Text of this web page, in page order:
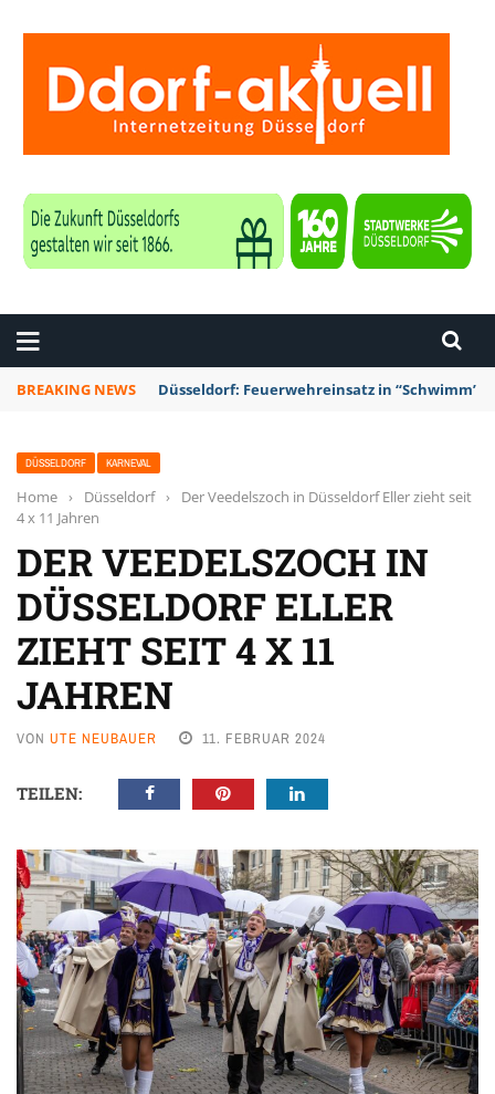
BREAKING NEWS Düsseldorf: Punk-Bahn-Fahrt mit Dosenbier
DÜSSELDORF KARNEVAL
Home › Düsseldorf ›
Der Veedelszoch in Düsseldorf Eller zieht seit
4 x 11 Jahren
DER VEEDELSZOCH IN
DÜSSELDORF ELLER
ZIEHT SEIT 4 X 11
JAHREN
VON UTE NEUBAUER 11. FEBRUAR 2024
TEILEN: